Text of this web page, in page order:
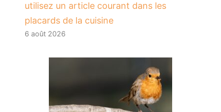
utilisez un article courant dans les
placards de la cuisine
6 août 2026